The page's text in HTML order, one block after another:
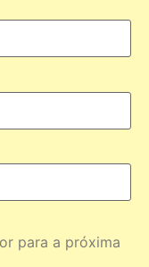
para a próxima